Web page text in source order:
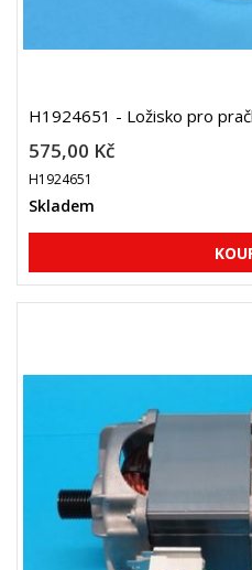
H1924651 - Ložisko pro
575,00 Kč
H1924651
Skladem